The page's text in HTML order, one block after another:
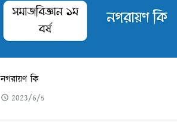
নগরায়ণ কি
2023/6/5